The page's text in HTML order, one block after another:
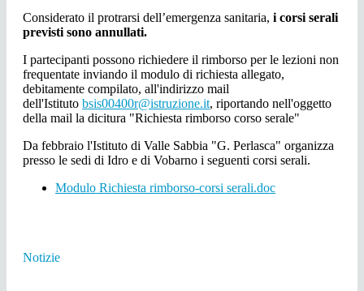
Considerato il protrarsi dell’emergenza sanitaria, i corsi serali
previsti sono annullati.
I partecipanti possono richiedere il rimborso per le lezioni non
frequentate inviando il modulo di richiesta allegato,
debitamente compilato, all'indirizzo mail
dell'Istituto bsis00400r@istruzione.it, riportando nell'oggetto
della mail la dicitura "Richiesta rimborso corso serale"
Da febbraio l'Istituto di Valle Sabbia "G. Perlasca" organizza
presso le sedi di Idro e di Vobarno i seguenti corsi serali.
Modulo Richiesta rimborso-corsi serali.doc
Notizie